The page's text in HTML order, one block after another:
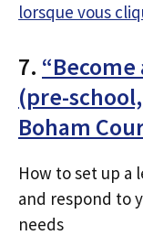
lorsque vous
7.
(pre-
Boham
How to set up a
and respond to
needs